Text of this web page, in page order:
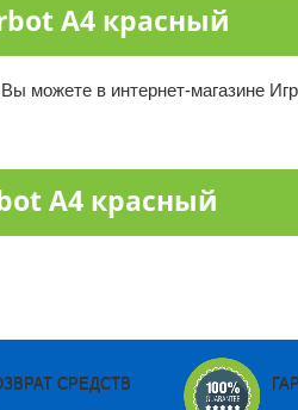
А4 красный
можете в интернет-магазине
А4 красный
СРЕДСТВ